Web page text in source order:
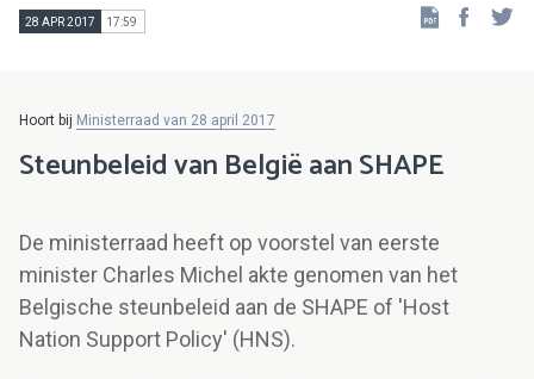
28 APR 2017 17:59
Hoort bij Ministerraad van 28 april 2017
Steunbeleid van België aan SHAPE
De ministerraad heeft op voorstel van eerste
minister Charles Michel akte genomen van het
Belgische steunbeleid aan de SHAPE of 'Host
Nation Support Policy' (HNS).